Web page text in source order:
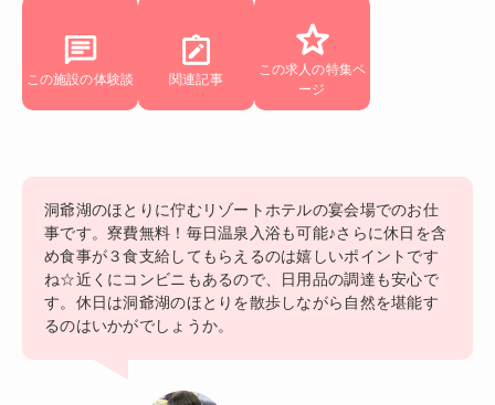
この施設の体験談 関連記事
この求人の特集ペ
ージ
洞爺湖のほとりに佇むリゾートホテルの宴会場でのお仕
事です。寮費無料！毎日温泉入浴も可能♪さらに休日を含
め食事が３食支給してもらえるのは嬉しいポイントです
ね☆近くにコンビニもあるので、日用品の調達も安心で
す。休日は洞爺湖のほとりを散歩しながら自然を堪能す
るのはいかがでしょうか。